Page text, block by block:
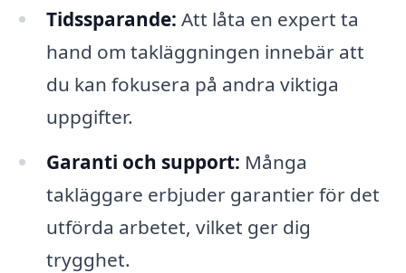
Tidssparande: Att låta en expert ta
hand om takläggningen innebär att
du kan fokusera på andra viktiga
uppgifter.
Garanti och support: Många
takläggare erbjuder garantier för det
utförda arbetet, vilket ger dig
trygghet.